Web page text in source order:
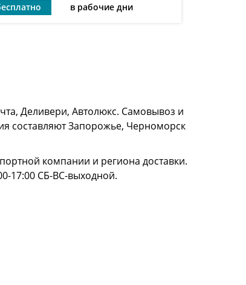
в рабочие дни
Деливери, Автолюкс. Самовывоз и
составляют Запорожье, Черноморск
компании и региона доставки.
17:00 СБ-ВС-выходной.